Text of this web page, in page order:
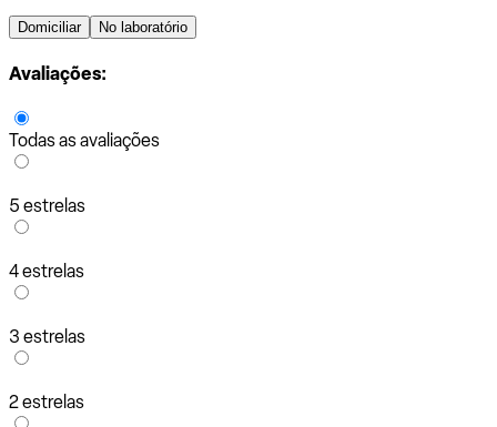
Domiciliar No laboratório
Avaliações:
Todas as avaliações
5 estrelas
4 estrelas
3 estrelas
2 estrelas